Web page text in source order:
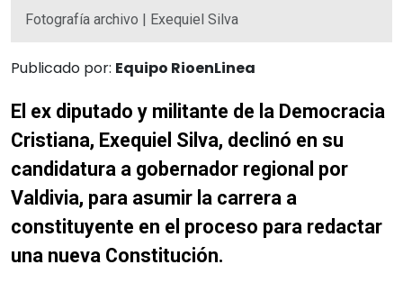
Fotografía archivo | Exequiel Silva
Publicado por: Equipo RioenLinea
El ex diputado y militante de la Democracia
Cristiana, Exequiel Silva, declinó en su
candidatura a gobernador regional por
Valdivia, para asumir la carrera a
constituyente en el proceso para redactar
una nueva Constitución.